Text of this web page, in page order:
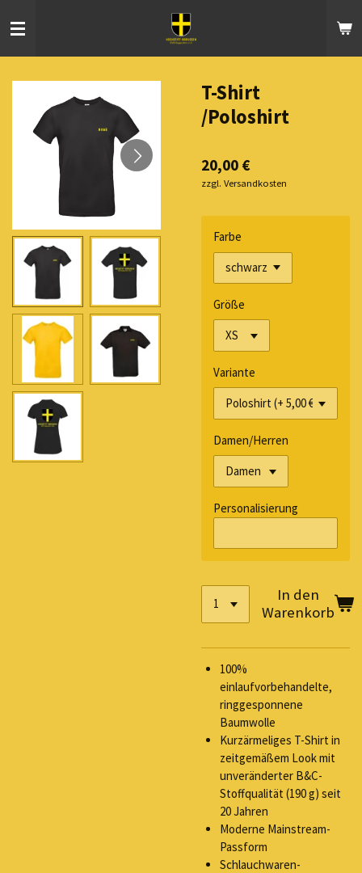
Hauptinhalt
T-Shirt
/Poloshirt
20,00 €
zzgl. Versandkosten
Farbe
Größe
Variante
Damen/Herren
Personalisierung
In den
Warenkorb
100%
einlaufvorbehandelte,
ringgesponnene
Baumwolle
Kurzärmeliges T-Shirt in
zeitgemäßem Look mit
unveränderter B&C-
Stoffqualität (190 g) seit
20 Jahren
Moderne Mainstream-
Passform
Schlauchwaren-